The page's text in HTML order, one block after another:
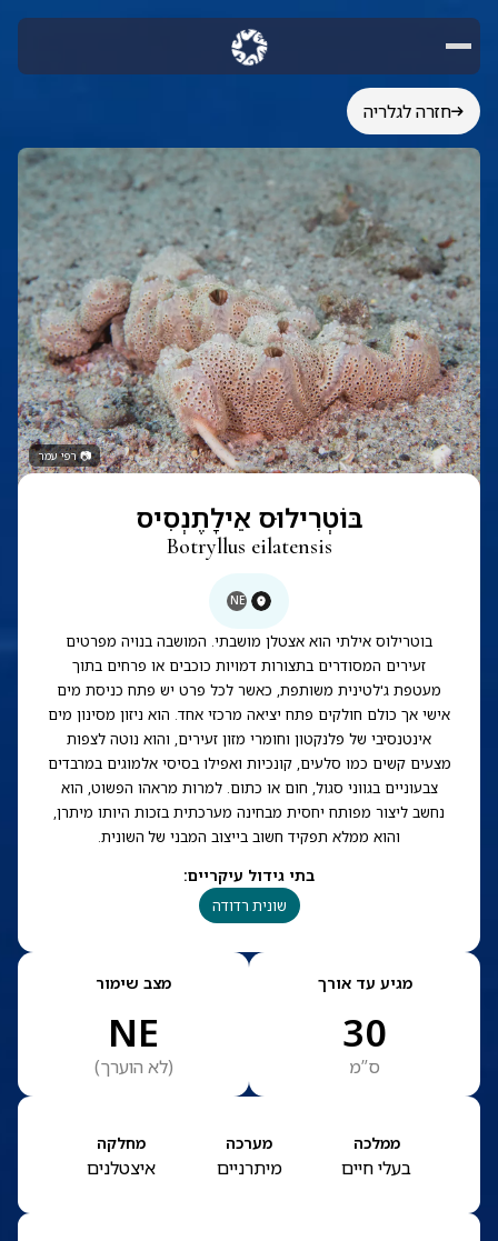
חזרה לגלריה
📷רפי עמר
בּוֹטְרִילוּס אֵילָתֶנְסִיס
Botryllus eilatensis
NE
בוטרילוס אילתי הוא אצטלן מושבתי. המושבה בנויה מפרטים
זעירים המסודרים בתצורות דמויות כוכבים או פרחים בתוך
מעטפת ג'לטינית משותפת, כאשר לכל פרט יש פתח כניסת מים
אישי אך כולם חולקים פתח יציאה מרכזי אחד. הוא ניזון מסינון מים
אינטנסיבי של פלנקטון וחומרי מזון זעירים, והוא נוטה לצפות
מצעים קשים כמו סלעים, קונכיות ואפילו בסיסי אלמוגים במרבדים
צבעוניים בגווני סגול, חום או כתום. למרות מראהו הפשוט, הוא
נחשב ליצור מפותח יחסית מבחינה מערכתית בזכות היותו מיתרן,
והוא ממלא תפקיד חשוב בייצוב המבני של השונית.
בתי גידול עיקריים:
שונית רדודה
מגיע עד אורך
30
ס”מ
מצב שימור
NE
(לא הוערך)
ממלכה
בעלי חיים
מערכה
מיתרניים
מחלקה
איצטלנים